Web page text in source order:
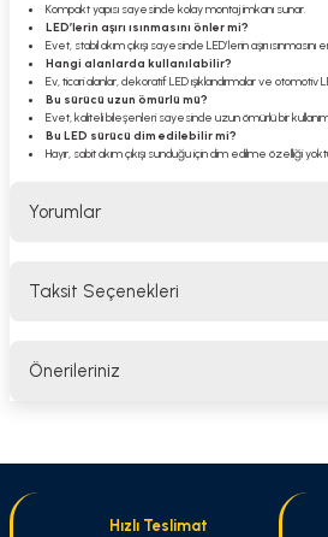
Kompakt yapısı sayesinde kolay montaj imkanı sunar.
LED’lerin aşırı ısınmasını önler mi?
Evet, stabil akım çıkışı sayesinde LED’lerin aşırı ısınmasını
Hangi alanlarda kullanılabilir?
Ev, ticari alanlar, dekoratif LED ışıklandırmalar ve otomotiv
Bu sürücü uzun ömürlü mü?
Evet, kaliteli bileşenleri sayesinde uzun ömürlü bir
Bu LED sürücü dim edilebilir mi?
Hayır, sabit akım çıkışı sunduğu için dim edilme özelliği
Yorumlar
Taksit Seçenekleri
Önerileriniz
Görüş ve önerileriniz için teşekkür ederiz.
Hızlı Teslimat